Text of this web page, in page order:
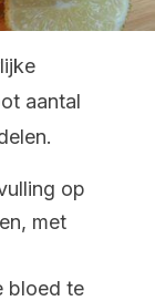
aantal
op
met
bloed te